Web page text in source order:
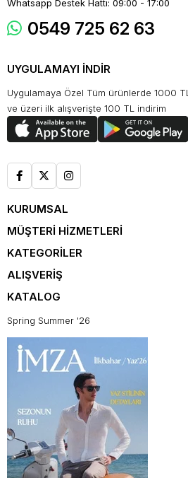
Whatsapp Destek Hattı: 09:00 - 17:00
0549 725 62 63
UYGULAMAYI İNDİR
Uygulamaya Özel Tüm ürünlerde 1000 TL
ve üzeri ilk alışverişte 100 TL indirim
KURUMSAL
MÜŞTERİ HİZMETLERİ
KATEGORİLER
ALIŞVERİŞ
KATALOG
Spring Summer '26